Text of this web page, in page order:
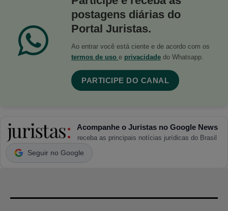
postagens diárias do
Portal Juristas.
Ao entrar você está ciente e de acordo com os
termos de uso e privacidade do Whatsapp.
PARTICIPE DO CANAL
Acompanhe o Juristas no Google News
receba as principais notícias jurídicas do Brasil
Seguir no Google